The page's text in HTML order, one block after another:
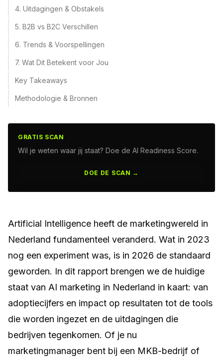
4. Uitdagingen & Obstakels
5. B2B vs B2C Verschillen
6. Trends & Voorspellingen
7. Wat Dit Betekent voor Jou
Key Takeaways
Methodologie & Bronnen
GRATIS SCAN
Wil je weten waar jij staat? Doe de AI Readiness Score.
DOE DE SCAN →
Artificial Intelligence heeft de marketingwereld in
Nederland fundamenteel veranderd. Wat in 2023
nog een experiment was, is in 2026 de standaard
geworden. In dit rapport brengen we de huidige
staat van AI marketing in Nederland in kaart: van
adoptiecijfers en impact op resultaten tot de tools
die worden ingezet en de uitdagingen die
bedrijven tegenkomen. Of je nu
marketingmanager bent bij een MKB-bedrijf of